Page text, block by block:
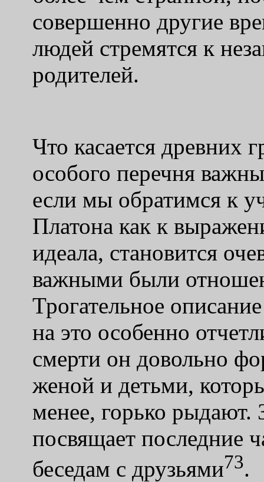
совершенно другие
людей стремятся к
родителей.
Что касается древних
особого перечня
если мы обратимся к
Платона как к
идеала, становится
важными были
Трогательное
на это особенно
смерти он довольно
женой и детьми,
менее, горько рыдают.
посвящает последние
беседам с друзьями73.